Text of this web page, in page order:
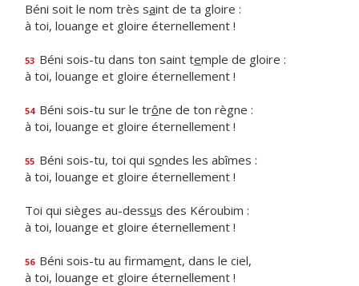
Béni soit le nom très saint de ta gloire :
à toi, louange et gloire éternellement !
53 Béni sois-tu dans ton saint temple de gloire :
à toi, louange et gloire éternellement !
54 Béni sois-tu sur le trône de ton règne :
à toi, louange et gloire éternellement !
55 Béni sois-tu, toi qui sondes les abîmes :
à toi, louange et gloire éternellement !
Toi qui sièges au-dessus des Kéroubim :
à toi, louange et gloire éternellement !
56 Béni sois-tu au firmament, dans le ciel,
à toi, louange et gloire éternellement !